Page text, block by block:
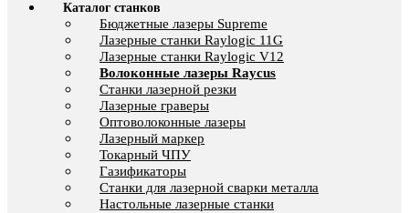
Каталог станков
Бюджетные лазеры Supreme
Лазерные станки Raylogic 11G
Лазерные станки Raylogic V12
Волоконные лазеры Raycus
Станки лазерной резки
Лазерные граверы
Оптоволоконные лазеры
Лазерный маркер
Токарный ЧПУ
Газификаторы
Cтанки для лазерной сварки металла
Настольные лазерные станки